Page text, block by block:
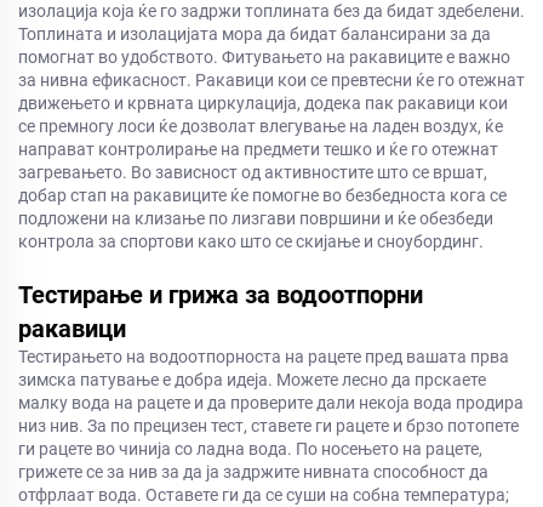
изолација која ќе го задржи топлината без да бидат здебелени.
Топлината и изолацијата мора да бидат балансирани за да
помогнат во удобството. Фитувањето на ракавиците е важно
за нивна ефикасност. Ракавици кои се превтесни ќе го отежнат
движењето и крвната циркулација, додека пак ракавици кои
се премногу лоси ќе дозволат влегување на ладен воздух, ќе
направат контролирање на предмети тешко и ќе го отежнат
загревањето. Во зависност од активностите што се вршат,
добар стап на ракавиците ќе помогне во безбедноста кога се
подложени на клизање по лизгави површини и ќе обезбеди
контрола за спортови како што се скијање и сноубординг.
Тестирање и грижа за водоотпорни
ракавици
Тестирањето на водоотпорноста на рацете пред вашата прва
зимска патување е добра идеја. Можете лесно да прскаете
малку вода на рацете и да проверите дали некоја вода продира
низ нив. За по прецизен тест, ставете ги рацете и брзо потопете
ги рацете во чинија со ладна вода. По носењето на рацете,
грижете се за нив за да ја задржите нивната способност да
отфрлаат вода. Оставете ги да се суши на собна температура;